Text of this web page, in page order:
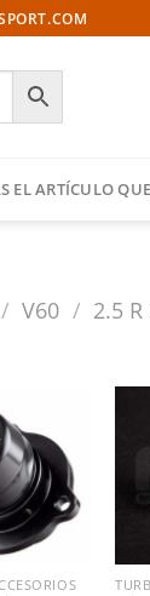
EL ARTÍCULO
/ V60 / 2.5 R
Añadir
a la
lista de
deseos